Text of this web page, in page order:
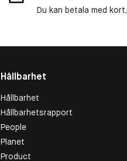
Du kan betala med
Hållbarhet
Hållbarhet
Hållbarhetsrapport
People
Planet
Product